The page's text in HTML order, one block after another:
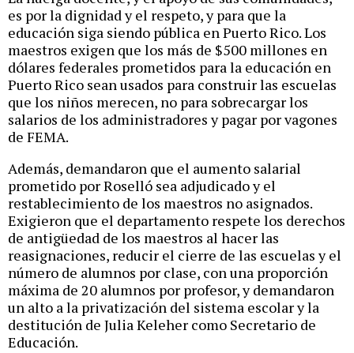
es por la dignidad y el respeto, y para que la
educación siga siendo pública en Puerto Rico. Los
maestros exigen que los más de $500 millones en
dólares federales prometidos para la educación en
Puerto Rico sean usados para construir las escuelas
que los niños merecen, no para sobrecargar los
salarios de los administradores y pagar por vagones
de FEMA.
Además, demandaron que el aumento salarial
prometido por Roselló sea adjudicado y el
restablecimiento de los maestros no asignados.
Exigieron que el departamento respete los derechos
de antigüedad de los maestros al hacer las
reasignaciones, reducir el cierre de las escuelas y el
número de alumnos por clase, con una proporción
máxima de 20 alumnos por profesor, y demandaron
un alto a la privatización del sistema escolar y la
destitución de Julia Keleher como Secretario de
Educación.